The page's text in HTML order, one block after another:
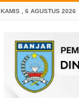
KAMIS , 6 AGUSTUS 2026